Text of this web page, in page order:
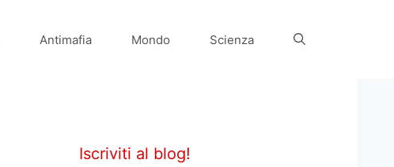
Antimafia Mondo Scienza
Iscriviti al blog!